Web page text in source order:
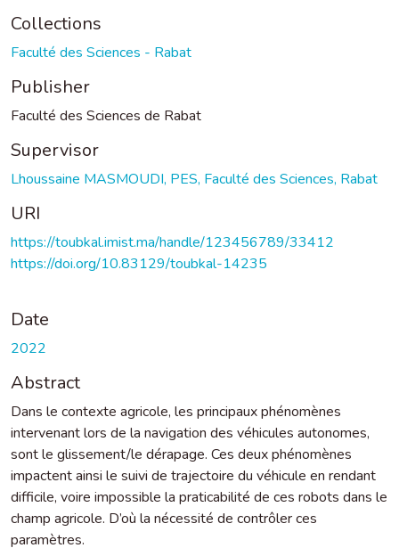
Collections
Faculté des Sciences - Rabat
Publisher
Faculté des Sciences de Rabat
Supervisor
Lhoussaine MASMOUDI, PES, Faculté des Sciences, Rabat
URI
https://toubkal.imist.ma/handle/123456789/33412
https://doi.org/10.83129/toubkal-14235
Date
2022
Abstract
Dans le contexte agricole, les principaux phénomènes
intervenant lors de la navigation des véhicules autonomes,
sont le glissement/le dérapage. Ces deux phénomènes
impactent ainsi le suivi de trajectoire du véhicule en rendant
difficile, voire impossible la praticabilité de ces robots dans le
champ agricole. D’où la nécessité de contrôler ces
paramètres.